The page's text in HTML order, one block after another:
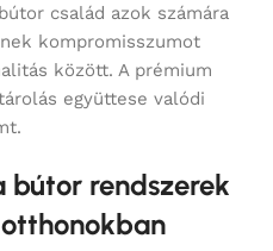
család azok számára
kompromisszumot
között. A prémium
együttese valódi
bútor rendszerek